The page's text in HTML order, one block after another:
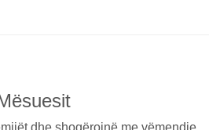
dhe shoqërojnë me vëmendje